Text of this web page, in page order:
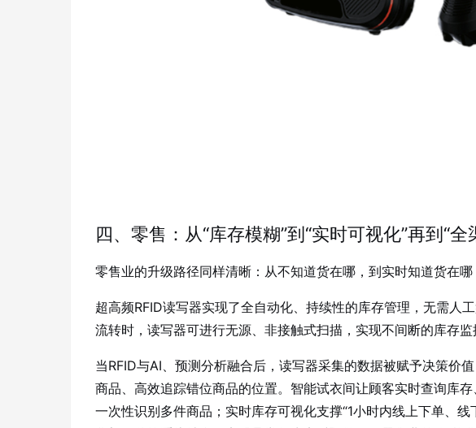
四、零售：从“库存模糊”到“实时可视化”再到“全
零售业的升级路径同样清晰：从不知道货在哪，到实时知道货在哪
超高频RFID读写器实现了全自动化、持续性的库存管理，无需人
流转时，读写器可进行无源、非接触式扫描，实现不间断的库存监
当RFID与AI、预测分析融合后，读写器采集的数据被赋予决策价
商品、高效追踪错位商品的位置。智能试衣间让顾客实时查询库
一次性识别多件商品 ；实时库存可视化支撑“1小时内线上下单、